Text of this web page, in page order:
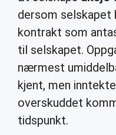
dersom selskapet
kontrakt som
til selskapet.
nærmest
kjent, men
overskuddet
tidspunkt.